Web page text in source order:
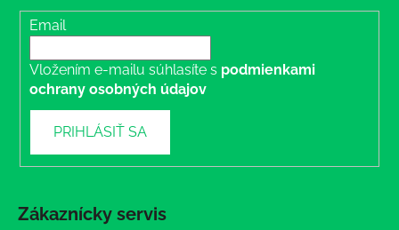
Email
Vložením e-mailu súhlasíte s podmienkami
ochrany osobných údajov
PRIHLÁSIŤ SA
Zákaznícky servis